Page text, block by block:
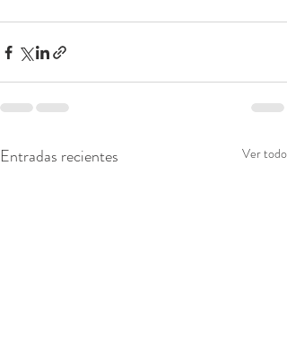
Entradas recientes Ver todo